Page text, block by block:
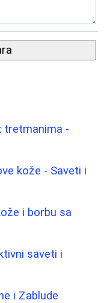
tretmanima -
kože - Saveti i
i borbu sa
saveti i
i Zablude